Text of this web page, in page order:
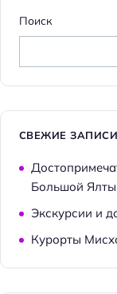
Поиск
СВЕЖИЕ ЗАПИСИ
Большой Ялты
Экскурсии и
Курорты